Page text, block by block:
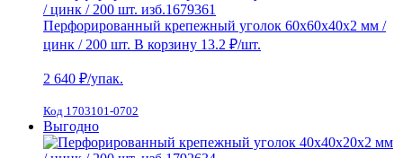
Перфорированный крепежный уголок 60х60х40х2 мм /
цинк / 200 шт. В корзину 13.2 ₽/шт.
2 640 ₽/упак.
Код 1703101-0702
Выгодно